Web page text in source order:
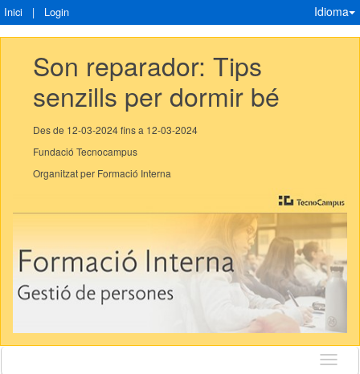
Inici | Login Idioma
Son reparador: Tips
senzills per dormir bé
Des de 12-03-2024 fins a 12-03-2024
Fundació Tecnocampus
Organitzat per Formació Interna
Idioma